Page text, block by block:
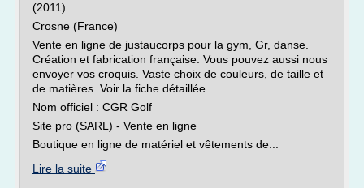
(2011).
Crosne (France)
Vente en ligne de justaucorps pour la gym, Gr, danse.
Création et fabrication française. Vous pouvez aussi nous
envoyer vos croquis. Vaste choix de couleurs, de taille et
de matières. Voir la fiche détaillée
Nom officiel : CGR Golf
Site pro (SARL) - Vente en ligne
Boutique en ligne de matériel et vêtements de...
Lire la suite